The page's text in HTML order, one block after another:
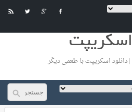
اسکریپت
دانلود اسکریپت با طعمی دیگر